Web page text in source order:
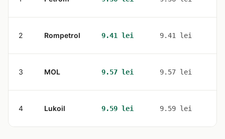
2 Rompetrol 9.41 lei 9.41 lei
3 MOL 9.57 lei 9.57 lei
4 Lukoil 9.59 lei 9.59 lei